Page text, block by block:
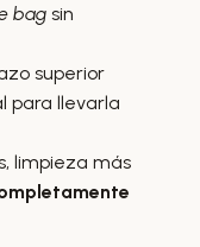
bag sin
superior
para llevarla
limpieza más